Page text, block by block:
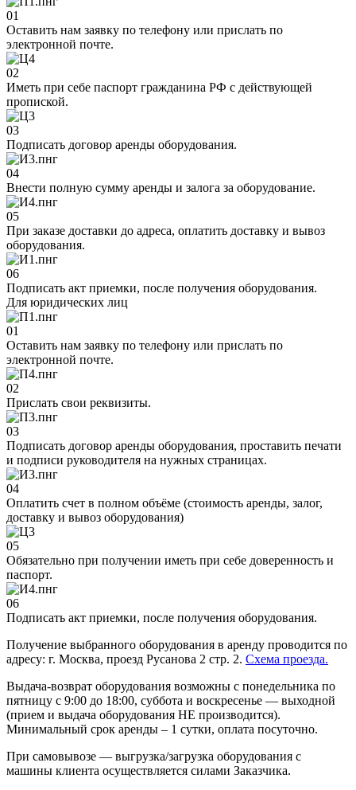
01
Оставить нам заявку по телефону или прислать по
электронной почте.
02
Иметь при себе паспорт гражданина РФ с действующей
пропиской.
03
Подписать договор аренды оборудования.
04
Внести полную сумму аренды и залога за оборудование.
05
При заказе доставки до адреса, оплатить доставку и вывоз
оборудования.
06
Подписать акт приемки, после получения оборудования.
Для юридических лиц
01
Оставить нам заявку по телефону или прислать по
электронной почте.
02
Прислать свои реквизиты.
03
Подписать договор аренды оборудования, проставить печати
и подписи руководителя на нужных страницах.
04
Оплатить счет в полном объёме (стоимость аренды, залог,
доставку и вывоз оборудования)
05
Обязательно при получении иметь при себе доверенность и
паспорт.
06
Подписать акт приемки, после получения оборудования.
Получение выбранного оборудования в аренду проводится по
адресу: г. Москва, проезд Русанова 2 стр. 2. Схема проезда.
Выдача-возврат оборудования возможны с понедельника по
пятницу с 9:00 до 18:00, суббота и воскресенье — выходной
(прием и выдача оборудования НЕ производится).
Минимальный срок аренды – 1 сутки, оплата посуточно.
При самовывозе — выгрузка/загрузка оборудования с
машины клиента осуществляется силами Заказчика.